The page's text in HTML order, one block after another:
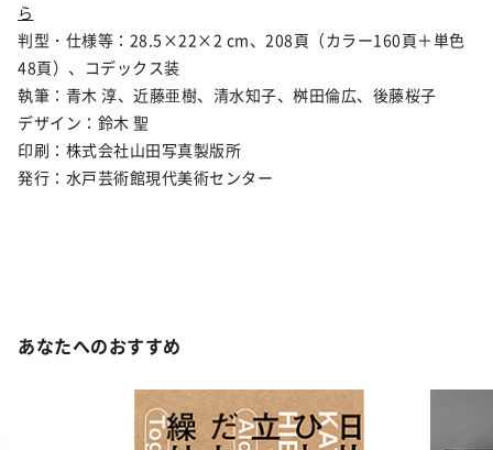
ら
判型・仕様等：28.5×22×2 cm、208頁（カラー160頁＋単色
48頁）、コデックス装
執筆：青木 淳、近藤亜樹、清水知子、桝田倫広、後藤桜子
デザイン：鈴木 聖
印刷：株式会社山田写真製版所
発行：水戸芸術館現代美術センター
あなたへのおすすめ